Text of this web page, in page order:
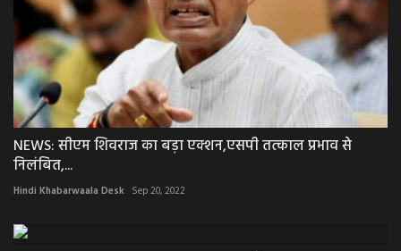
NEWS: सीएम शिवराज का बड़ा एक्शन,एसपी तत्काल प्रभाव से
निलंबित,...
Hindi Khabarwaala Desk Sep 20, 2022